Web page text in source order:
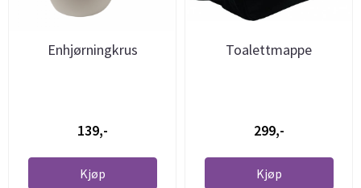
Enhjørningkrus
139,-
Kjøp
Toalettmappe
299,-
Kjøp